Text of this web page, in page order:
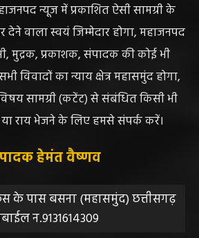
न्यूज में प्रकाशित ऐसी सामग्री के
वाला स्वयं जिम्मेदार होगा, महाजनपद
मुद्रक, प्रकाशक, संपादक की कोई भी
विवादों का न्याय क्षेत्र महासमुंद होगा,
सामग्री (कटेंट) से संबंधित किसी भी
राय भेजने के लिए हमसे संपर्क करें।
हेमंत वैष्णव
पास बसना (महासमुंद) छत्तीसगढ़
न.9131614309